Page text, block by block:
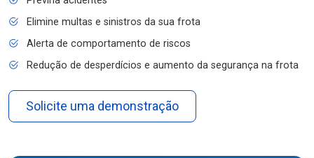
Elimine multas e sinistros da sua frota
Alerta de comportamento de riscos
Redução de desperdícios e aumento da segurança na frota
Solicite uma demonstração